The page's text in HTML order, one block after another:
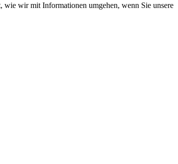
wie wir mit Informationen umgehen, wenn Sie unsere